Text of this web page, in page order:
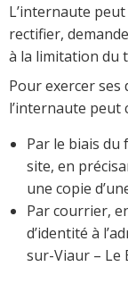
L’internaute
rectifier,
à la limitation du
Pour exercer
l’internaute peut
Par le biais du
site, en
une copie
Par courrier,
d’identité à
sur-Viaur – Le